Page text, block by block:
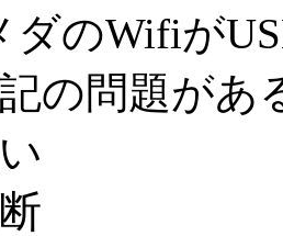
ダのWifiが
の問題があ